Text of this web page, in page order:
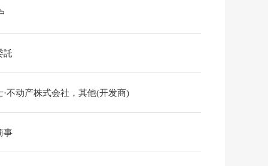
託
·不动产株式会社，其他(开发商)
事